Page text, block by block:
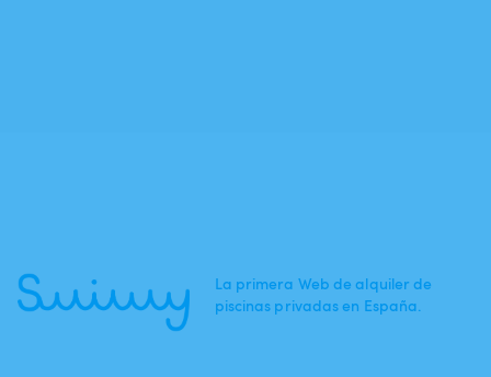
La primera Web de alquiler de
piscinas privadas en España.